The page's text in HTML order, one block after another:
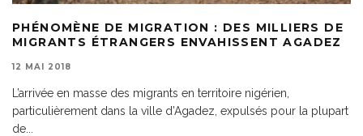
PHÉNOMÈNE DE MIGRATION : DES MILLIERS DE
MIGRANTS ÉTRANGERS ENVAHISSENT AGADEZ
12 MAI 2018
L’arrivée en masse des migrants en territoire nigérien,
particulièrement dans la ville d’Agadez, expulsés pour la plupart
de